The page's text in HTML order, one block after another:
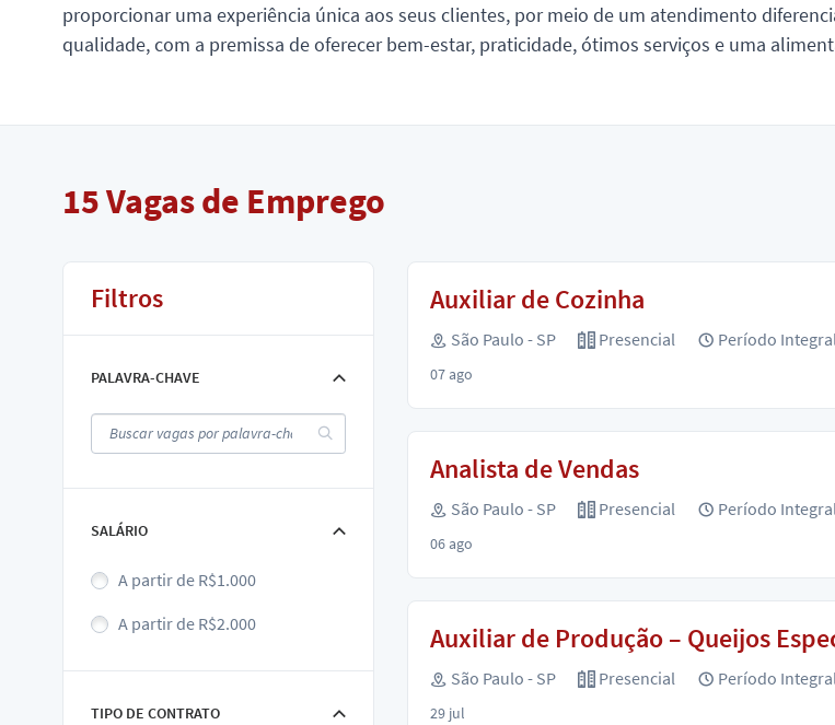
proporcionar uma experiência única aos seus clientes, por meio de um atendimento
qualidade, com a premissa de oferecer bem-estar, praticidade, ótimos serviços e uma
15Vagas de Emprego
Filtros
PALAVRA-CHAVE
SALÁRIO
A partir de R$1.000
A partir de R$2.000
TIPO DE CONTRATO
Auxiliar de Cozinha
São Paulo - SP Presencial Período
07 ago
Analista de Vendas
São Paulo - SP Presencial Período
06 ago
Auxiliar de Produção – Queijos
São Paulo - SP Presencial Período
29 jul